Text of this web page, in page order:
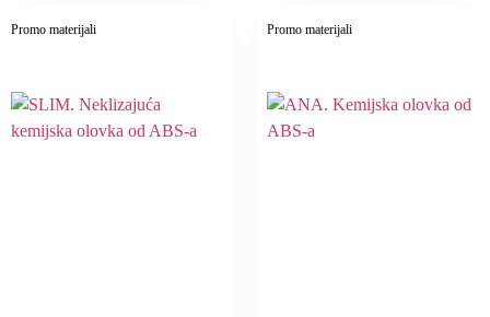
Promo materijali Promo materijali